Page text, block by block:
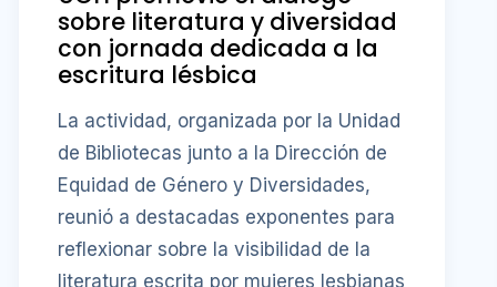
sobre literatura y diversidad
con jornada dedicada a la
escritura lésbica
La actividad, organizada por la Unidad
de Bibliotecas junto a la Dirección de
Equidad de Género y Diversidades,
reunió a destacadas exponentes para
reflexionar sobre la visibilidad de la
literatura escrita por mujeres lesbianas